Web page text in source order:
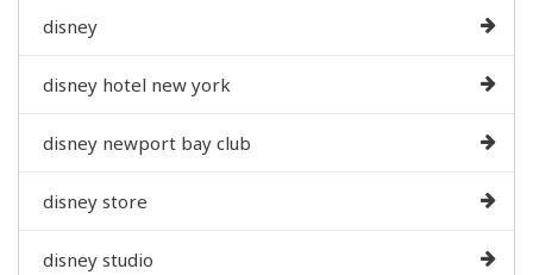
disney
disney hotel new york
disney newport bay club
disney store
disney studio